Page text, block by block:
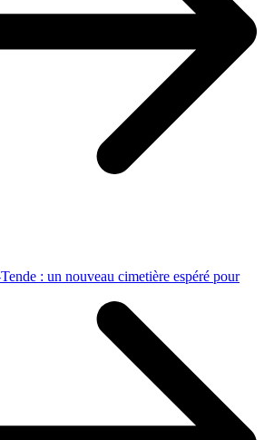
: un nouveau cimetière espéré pour